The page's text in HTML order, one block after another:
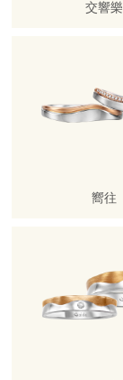
交響樂
嚮往